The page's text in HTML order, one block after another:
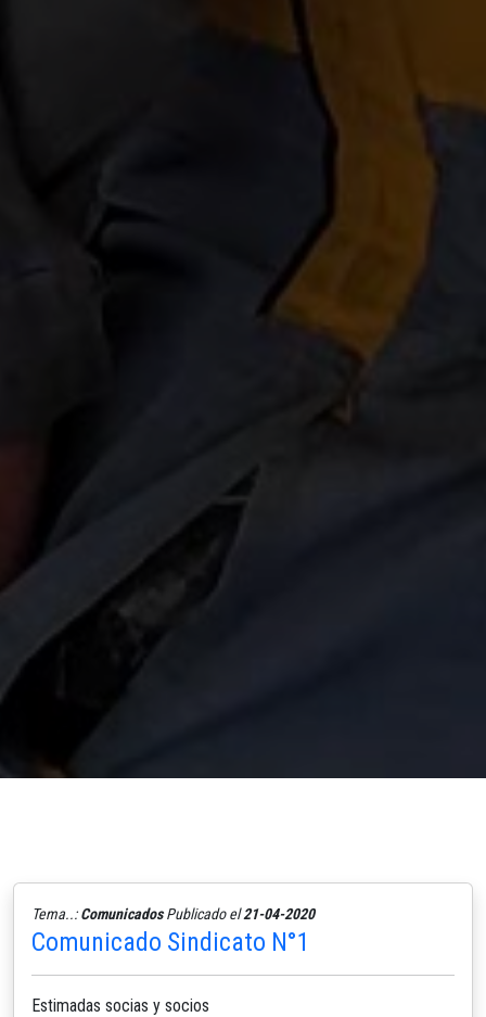
Tema..:ComunicadosPublicado el21-04-2020
Comunicado Sindicato N°1
Estimadas socias y socios